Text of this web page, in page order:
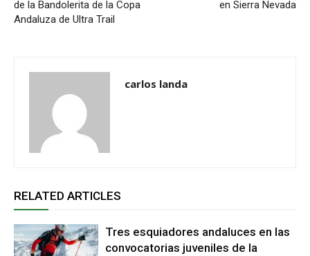
de la Bandolerita de la Copa
Andaluza de Ultra Trail
en Sierra Nevada
carlos landa
RELATED ARTICLES
Tres esquiadores andaluces en las
convocatorias juveniles de la